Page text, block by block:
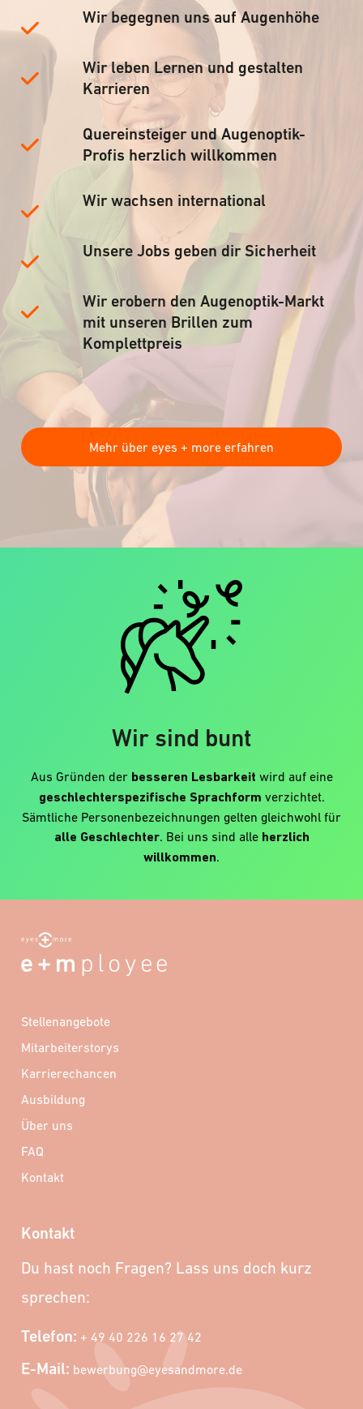
Wir begegnen uns auf Augenhöhe
Wir leben Lernen und gestalten
Karrieren
Quereinsteiger und Augenoptik-
Profis herzlich willkommen
Wir wachsen international
Unsere Jobs geben dir Sicherheit
Wir erobern den Augenoptik-Markt
mit unseren Brillen zum
Komplettpreis
Mehr über eyes + more erfahren
Wir sind bunt
Aus Gründen der besseren Lesbarkeit wird auf eine
geschlechterspezifische Sprachform verzichtet.
Sämtliche Personenbezeichnungen gelten gleichwohl für
alle Geschlechter. Bei uns sind alle herzlich
willkommen.
Stellenangebote
Mitarbeiterstorys
Karrierechancen
Ausbildung
Über uns
FAQ
Kontakt
Kontakt
Du hast noch Fragen? Lass uns doch kurz
sprechen:
Telefon: + 49 40 226 16 27 42
E-Mail: bewerbung@eyesandmore.de